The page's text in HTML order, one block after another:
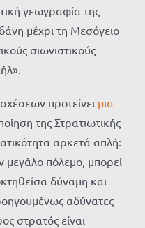
γεωγραφία της
μέχρι τη Μεσόγειο
σιωνιστικούς
προτείνει μια
της Στρατιωτικής
αρκετά απλή:
μεγάλο πόλεμο, μπορεί
δύναμη και
αδύνατες
στρατός είναι